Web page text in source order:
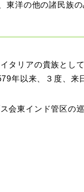
東洋の他の諸民族
タリアの貴族とし
年以来、３度、来
会東インド管区の